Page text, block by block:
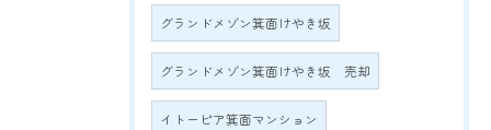
グランドメゾン箕面けやき坂
グランドメゾン箕面けやき坂 売却
イトーピア箕面マンション